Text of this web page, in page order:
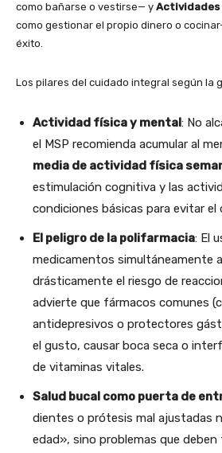
como bañarse o vestirse— y
como gestionar el propio dinero o
éxito.
Los pilares del cuidado integral según la
Actividad física y mental: No
el MSP recomienda acumular al
media de actividad física
estimulación cognitiva y las
condiciones básicas para evitar
El peligro de la polifarmacia: El
medicamentos simultáneamente
drásticamente el riesgo de
advierte que fármacos comunes
antidepresivos o protectores
el gusto, causar boca seca o
de vitaminas vitales.
Salud bucal como puerta de
dientes o prótesis mal ajustadas
edad», sino problemas que